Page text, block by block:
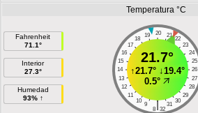
Temperatura °C
Fahrenheit
71.1°
Interior
27.3°
Humedad
93% ↑
20
19 21
18
22
17
23
16
24
15
25
14
26
13
27
12
28
11
29
10
30
9 31
|
8 32
21.7°
↑21.7°↓19.4°
0.5°